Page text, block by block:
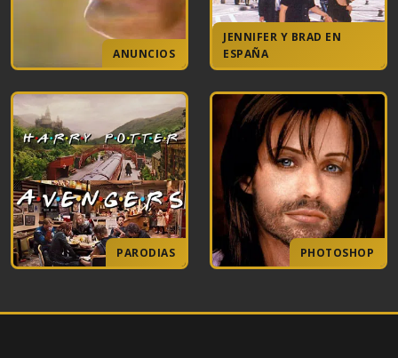
ANUNCIOS
JENNIFER Y BRAD EN
ESPAÑA
PARODIAS PHOTOSHOP